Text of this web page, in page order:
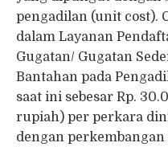
pengadilan (unit cost).
dalam Layanan
Gugatan/ Gugatan
Bantahan pada
saat ini sebesar Rp.
rupiah) per perkara
dengan